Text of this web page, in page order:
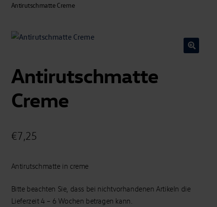
Antirutschmatte Creme
Antirutschmatte
Creme
€7,25
Antirutschmatte in creme
Bitte beachten Sie, dass bei nichtvorhandenen Artikeln die
Lieferzeit 4 – 6 Wochen betragen kann.